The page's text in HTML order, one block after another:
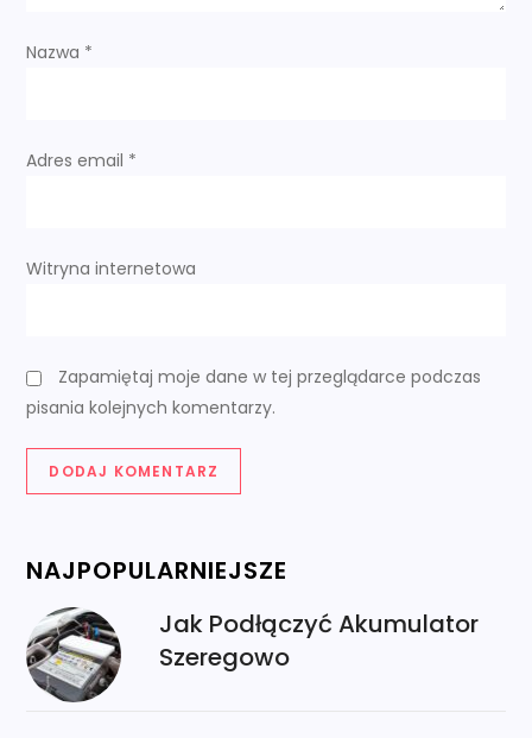
s
Nazwa *
Adres email *
Witryna internetowa
Zapamiętaj moje dane w tej przeglądarce podczas
pisania kolejnych komentarzy.
NAJPOPULARNIEJSZE
Jak Podłączyć Akumulator
Szeregowo